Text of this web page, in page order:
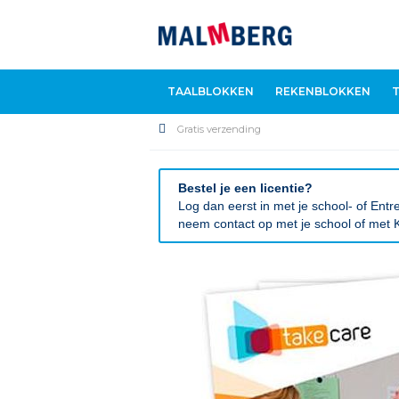
TAALBLOKKEN REKENBLOKKEN
Gratis verzending
Bestel je een licentie?
Log dan eerst in met je school- of
neem contact op met je school of met